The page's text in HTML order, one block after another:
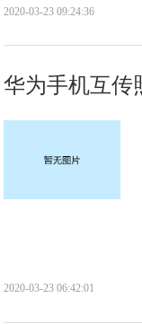
2020-03-23 09:24:36
2020-03-23 06:42:01